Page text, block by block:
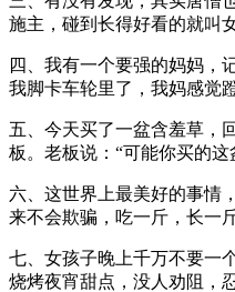
施主，碰到长得好看的就叫
四、我有一个要强的妈妈，
我脚卡车轮里了，我妈感觉
五、今天买了一盆含羞草，
板。老板说：“可能你买的这
六、这世界上最美好的事情
来不会欺骗，吃一斤，长一
七、女孩子晚上千万不要一
烧烤夜宵甜点，没人劝阻，